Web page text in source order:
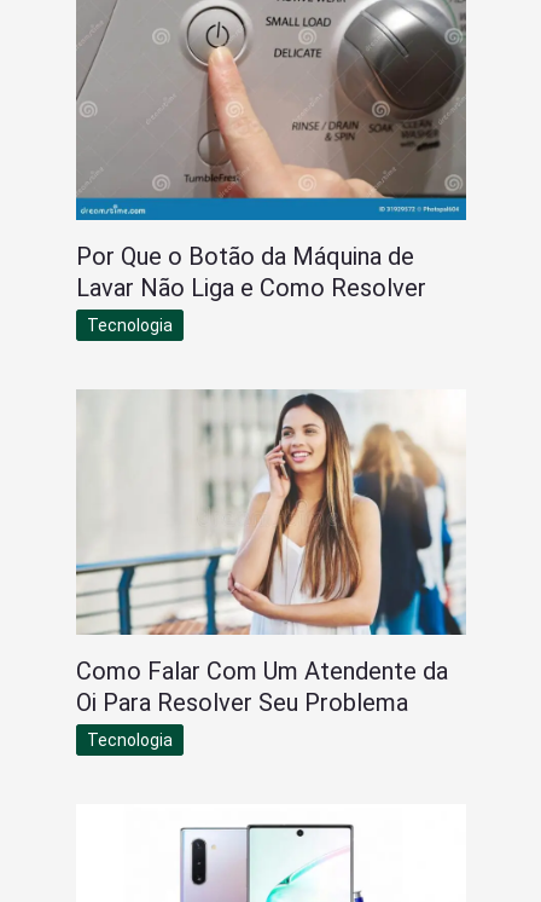
Por Que o Botão da Máquina de
Lavar Não Liga e Como Resolver
Tecnologia
Como Falar Com Um Atendente da
Oi Para Resolver Seu Problema
Tecnologia